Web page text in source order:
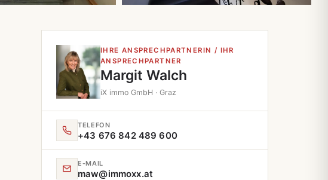
IHRE ANSPRECHPARTNERIN / IHR
ANSPRECHPARTNER
Margit Walch
iX immo GmbH · Graz
TELEFON
+43 676 842 489 600
E‑MAIL
maw@immoxx.at